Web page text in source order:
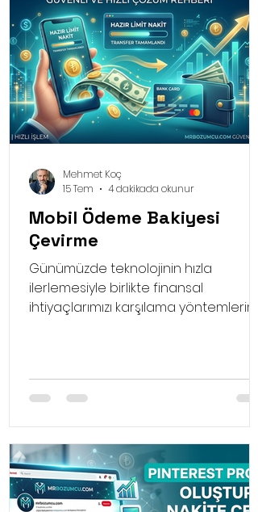
Mobil Ödeme Bakiyesi
Çevirme
Günümüzde teknolojinin hızla
ilerlemesiyle birlikte finansal
ihtiyaçlarımızı karşılama yöntemlerimiz
hayatımızda daha fazla yer
edinmeye başladı. İşte bu alternatif
yöntemlerden biri olan mobil ödeme
sistemleri, artık sadece alışveriş
yapmak için değil, aynı zamanda acil
nakit ihtiyaçlarını karşılamak için de
aktif bir şekilde kullanılıyor.
Mehmet Koç
15 Tem
4 dakikada okunur